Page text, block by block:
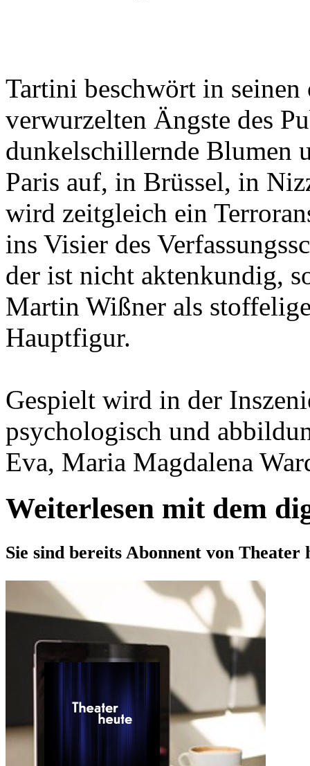
Tartini beschwört in
verwurzelten Ängste des
dunkelschillernde Blumen
Paris auf, in Brüssel, in
wird zeitgleich ein
ins Visier des
der ist nicht aktenkundig,
Martin Wißner als
Hauptfigur.
Gespielt wird in der
psychologisch und
Eva, Maria Magdalena
Weiterlesen mit dem
Sie sind bereits Abonnent von Theater